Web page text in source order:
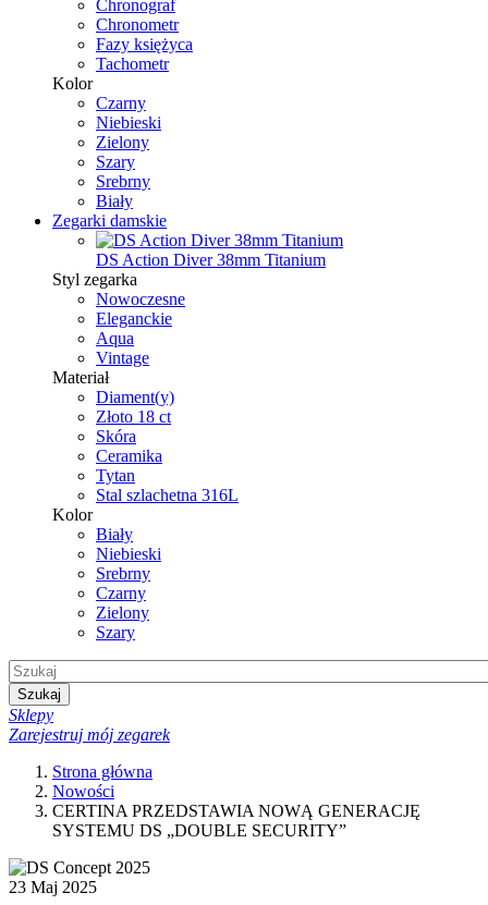
Chronograf
Chronometr
Fazy księżyca
Tachometr
Kolor
Czarny
Niebieski
Zielony
Szary
Srebrny
Biały
Zegarki damskie
DS Action Diver 38mm Titanium
Styl zegarka
Nowoczesne
Eleganckie
Aqua
Vintage
Materiał
Diament(y)
Złoto 18 ct
Skóra
Ceramika
Tytan
Stal szlachetna 316L
Kolor
Biały
Niebieski
Srebrny
Czarny
Zielony
Szary
Szukaj
Sklepy
Zarejestruj mój zegarek
Strona główna
Nowości
CERTINA PRZEDSTAWIA NOWĄ GENERACJĘ
SYSTEMU DS „DOUBLE SECURITY”
23 Maj 2025